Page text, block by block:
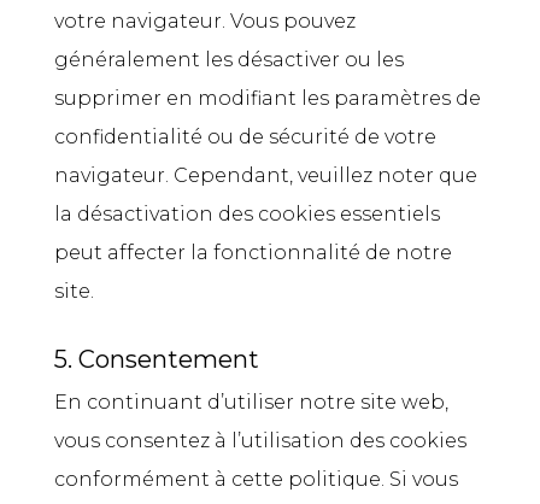
votre navigateur. Vous pouvez
généralement les désactiver ou les
supprimer en modifiant les paramètres de
confidentialité ou de sécurité de votre
navigateur. Cependant, veuillez noter que
la désactivation des cookies essentiels
peut affecter la fonctionnalité de notre
site.
5. Consentement
En continuant d’utiliser notre site web,
vous consentez à l’utilisation des cookies
conformément à cette politique. Si vous